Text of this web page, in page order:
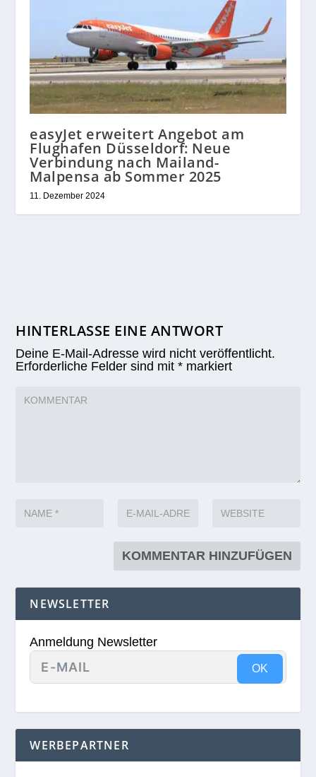
easyJet erweitert Angebot am
Flughafen Düsseldorf: Neue
Verbindung nach Mailand-
Malpensa ab Sommer 2025
11. Dezember 2024
HINTERLASSE EINE ANTWORT
Deine E-Mail-Adresse wird nicht veröffentlicht.
Erforderliche Felder sind mit* markiert
NEWSLETTER
Anmeldung Newsletter
OK
WERBEPARTNER